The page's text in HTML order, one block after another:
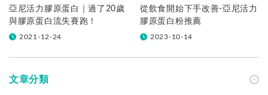
亞尼活力膠原蛋白｜過了20歲
與膠原蛋白流失賽跑！
2021-12-24
從飲食開始下手改善-亞尼活力
膠原蛋白粉推薦
2023-10-14
文章分類